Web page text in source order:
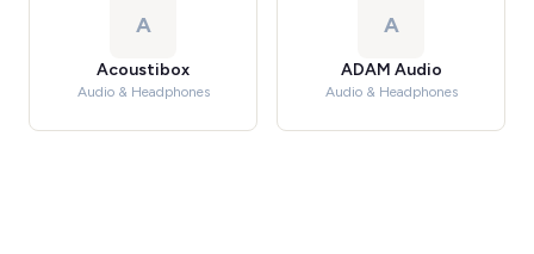
A
Acoustibox
Audio & Headphones
A
ADAM Audio
Audio & Headphones